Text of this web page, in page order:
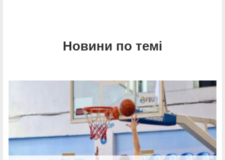
Новини по темі